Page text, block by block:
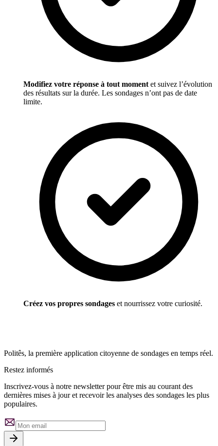
Modifiez votre réponse à tout moment et suivez l’évolution
des résultats sur la durée. Les sondages n’ont pas de date
limite.
Créez vos propres sondages et nourrissez votre curiosité.
Politês, la première application citoyenne de sondages en temps réel.
Restez informés
Inscrivez-vous à notre newsletter pour être mis au courant des
dernières mises à jour et recevoir les analyses des sondages les plus
populaires.